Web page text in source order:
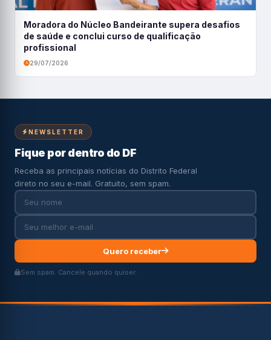
Moradora do Núcleo Bandeirante supera desafios
de saúde e conclui curso de qualificação
profissional
29/07/2026
NEWSLETTER
Fique por dentro do DF
Receba as principais notícias do Distrito Federal
direto no seu e-mail. Gratuito, sem spam.
Quero receber
Sem spam. Cancele quando quiser.